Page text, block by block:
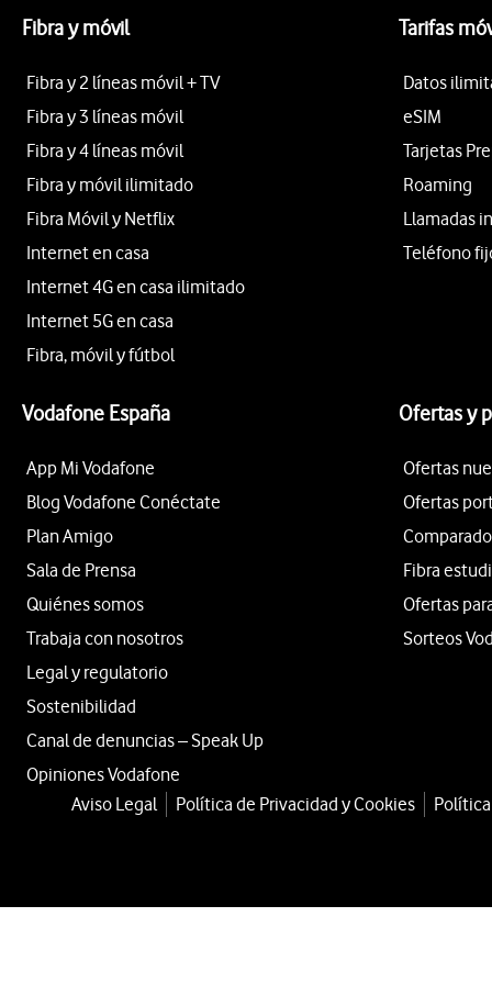
Fibra y móvil
Fibra y 2 líneas móvil + TV
Fibra y 3 líneas móvil
Fibra y 4 líneas móvil
Fibra y móvil ilimitado
Fibra Móvil y Netflix
Internet en casa
Internet 4G en casa ilimitado
Internet 5G en casa
Fibra, móvil y fútbol
Tarifas
Datos
eSIM
Tarjetas
Roaming
Llamadas
Teléfono
Vodafone España
App Mi Vodafone
Blog Vodafone Conéctate
Plan Amigo
Sala de Prensa
Quiénes somos
Trabaja con nosotros
Legal y regulatorio
Sostenibilidad
Canal de denuncias – Speak Up
Opiniones Vodafone
Ofertas y
Ofertas
Ofertas
Fibra
Ofertas
Sorteos
Aviso Legal Política de Privacidad y Cookies